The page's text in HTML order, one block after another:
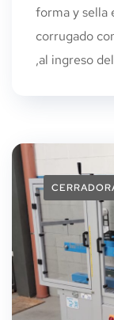
forma y sella
corrugado
,al ingreso